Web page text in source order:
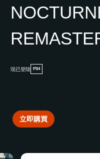
現已登陸 PS4
立即購買